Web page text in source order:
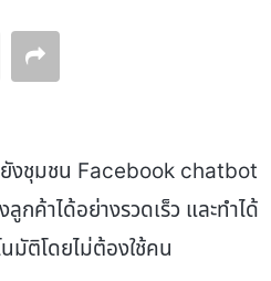
งชุมชน Facebook chatbot
ค้าได้อย่างรวดเร็ว และทำได้
มัติโดยไม่ต้องใช้คน